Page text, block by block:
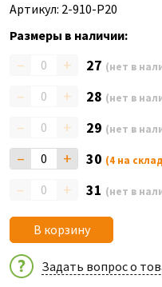
Артикул: 2-910-P20
Размеры в наличии:
– + 27 (нет в
– + 28 (нет в
– + 29 (нет в
– + 30 (4 на
– + 31 (нет в
В корзину
Задать вопрос о